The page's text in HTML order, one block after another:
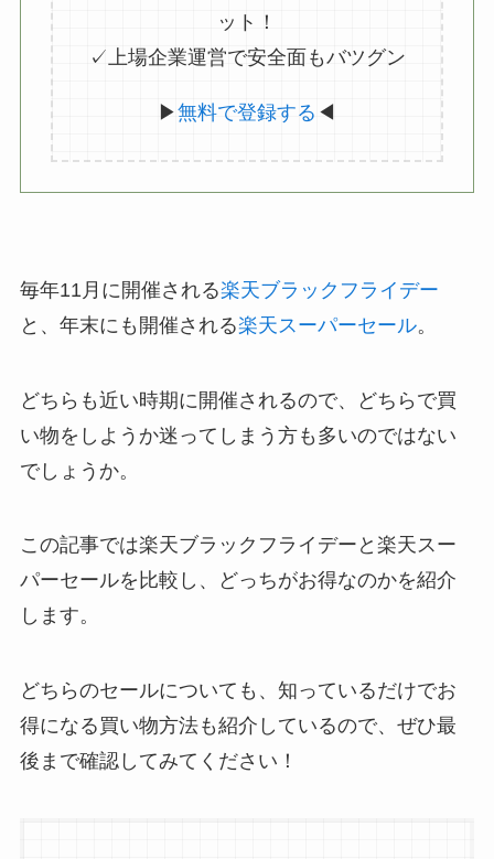
ット！
✓上場企業運営で安全面もバツグン
▶無料で登録する ◀
毎年11月に開催される楽天ブラックフライデー
と、年末にも開催される楽天スーパーセール。
どちらも近い時期に開催されるので、どちらで買
い物をしようか迷ってしまう方も多いのではない
でしょうか。
この記事では楽天ブラックフライデーと楽天スー
パーセールを比較し、どっちがお得なのかを紹介
します。
どちらのセールについても、知っているだけでお
得になる買い物方法も紹介しているので、ぜひ最
後まで確認してみてください！